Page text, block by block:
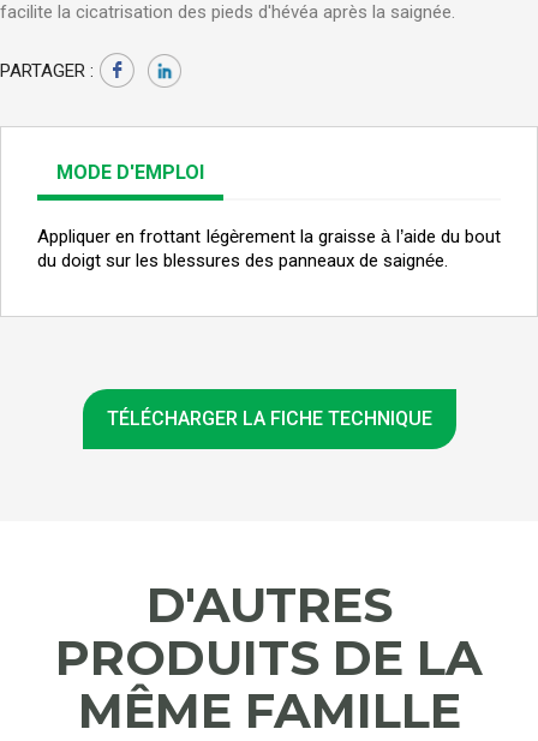
facilite la cicatrisation des pieds d'hévéa après la saignée.
PARTAGER :
MODE D'EMPLOI
Appliquer en frottant légèrement la graisseàl’aide du bout
du doigt sur les blessures des panneaux de saignée.
TÉLÉCHARGER LA FICHE TECHNIQUE
D'AUTRES
PRODUITS DE LA
MÊME FAMILLE